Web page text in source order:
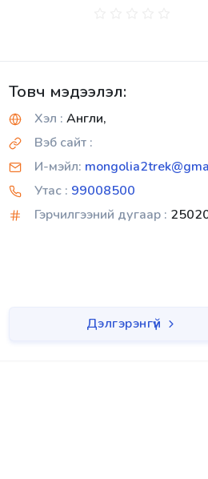
Товч мэдээлэл:
Хэл : Англи,
Вэб сайт :
И-мэйл:
Утас : 99008500
Гэрчилгээний дугаар :
Дэлгэрэнгүй